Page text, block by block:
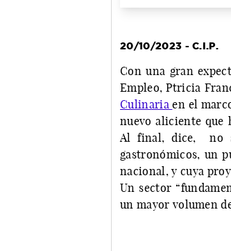
20/10/2023 - C.I.P.
Con una gran
Empleo, Ptricia
Culinariaen el
nuevo aliciente que
Al final, dice, no
gastronómicos, un
nacional, y cuya
Un sector
un mayor volumen